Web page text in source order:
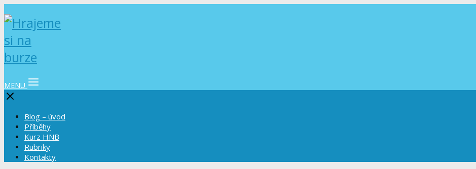
MENU
Blog – úvod
Příběhy
Kurz HNB
Rubriky
Kontakty